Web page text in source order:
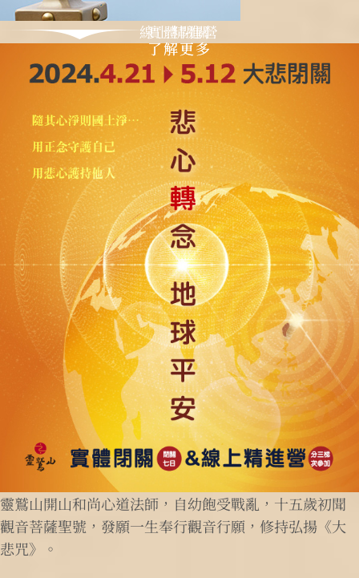
靈鷲山開山和尚心道法師，自幼飽受戰亂，十五歲初聞
觀音菩薩聖號，發願一生奉行觀音行願，修持弘揚《大
悲咒》。
實體閉關
了解更多
線上精進營
了解更多